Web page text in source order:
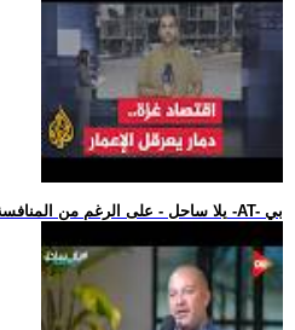
.. يلا ساحل - على الرغم من المنافسة في الساحل شوف مشروع -AT- بي